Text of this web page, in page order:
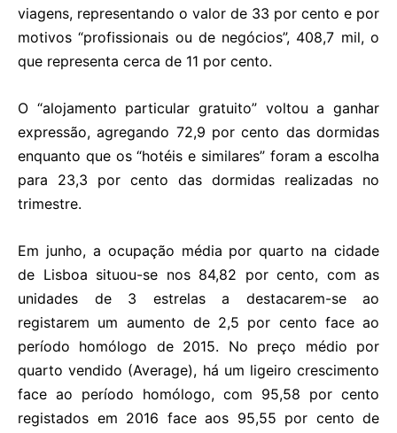
viagens, representando o valor de 33 por cento e por
motivos “profissionais ou de negócios”, 408,7 mil, o
que representa cerca de 11 por cento.
O “alojamento particular gratuito” voltou a ganhar
expressão, agregando 72,9 por cento das dormidas
enquanto que os “hotéis e similares” foram a escolha
para 23,3 por cento das dormidas realizadas no
trimestre.
Em junho, a ocupação média por quarto na cidade
de Lisboa situou-se nos 84,82 por cento, com as
unidades de 3 estrelas a destacarem-se ao
registarem um aumento de 2,5 por cento face ao
período homólogo de 2015. No preço médio por
quarto vendido (Average), há um ligeiro crescimento
face ao período homólogo, com 95,58 por cento
registados em 2016 face aos 95,55 por cento de